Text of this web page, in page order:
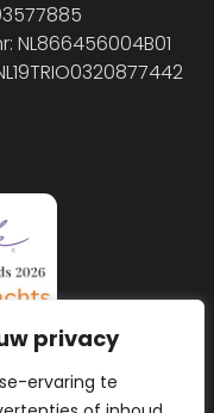
privacy
ervaring te
NL866456004B01